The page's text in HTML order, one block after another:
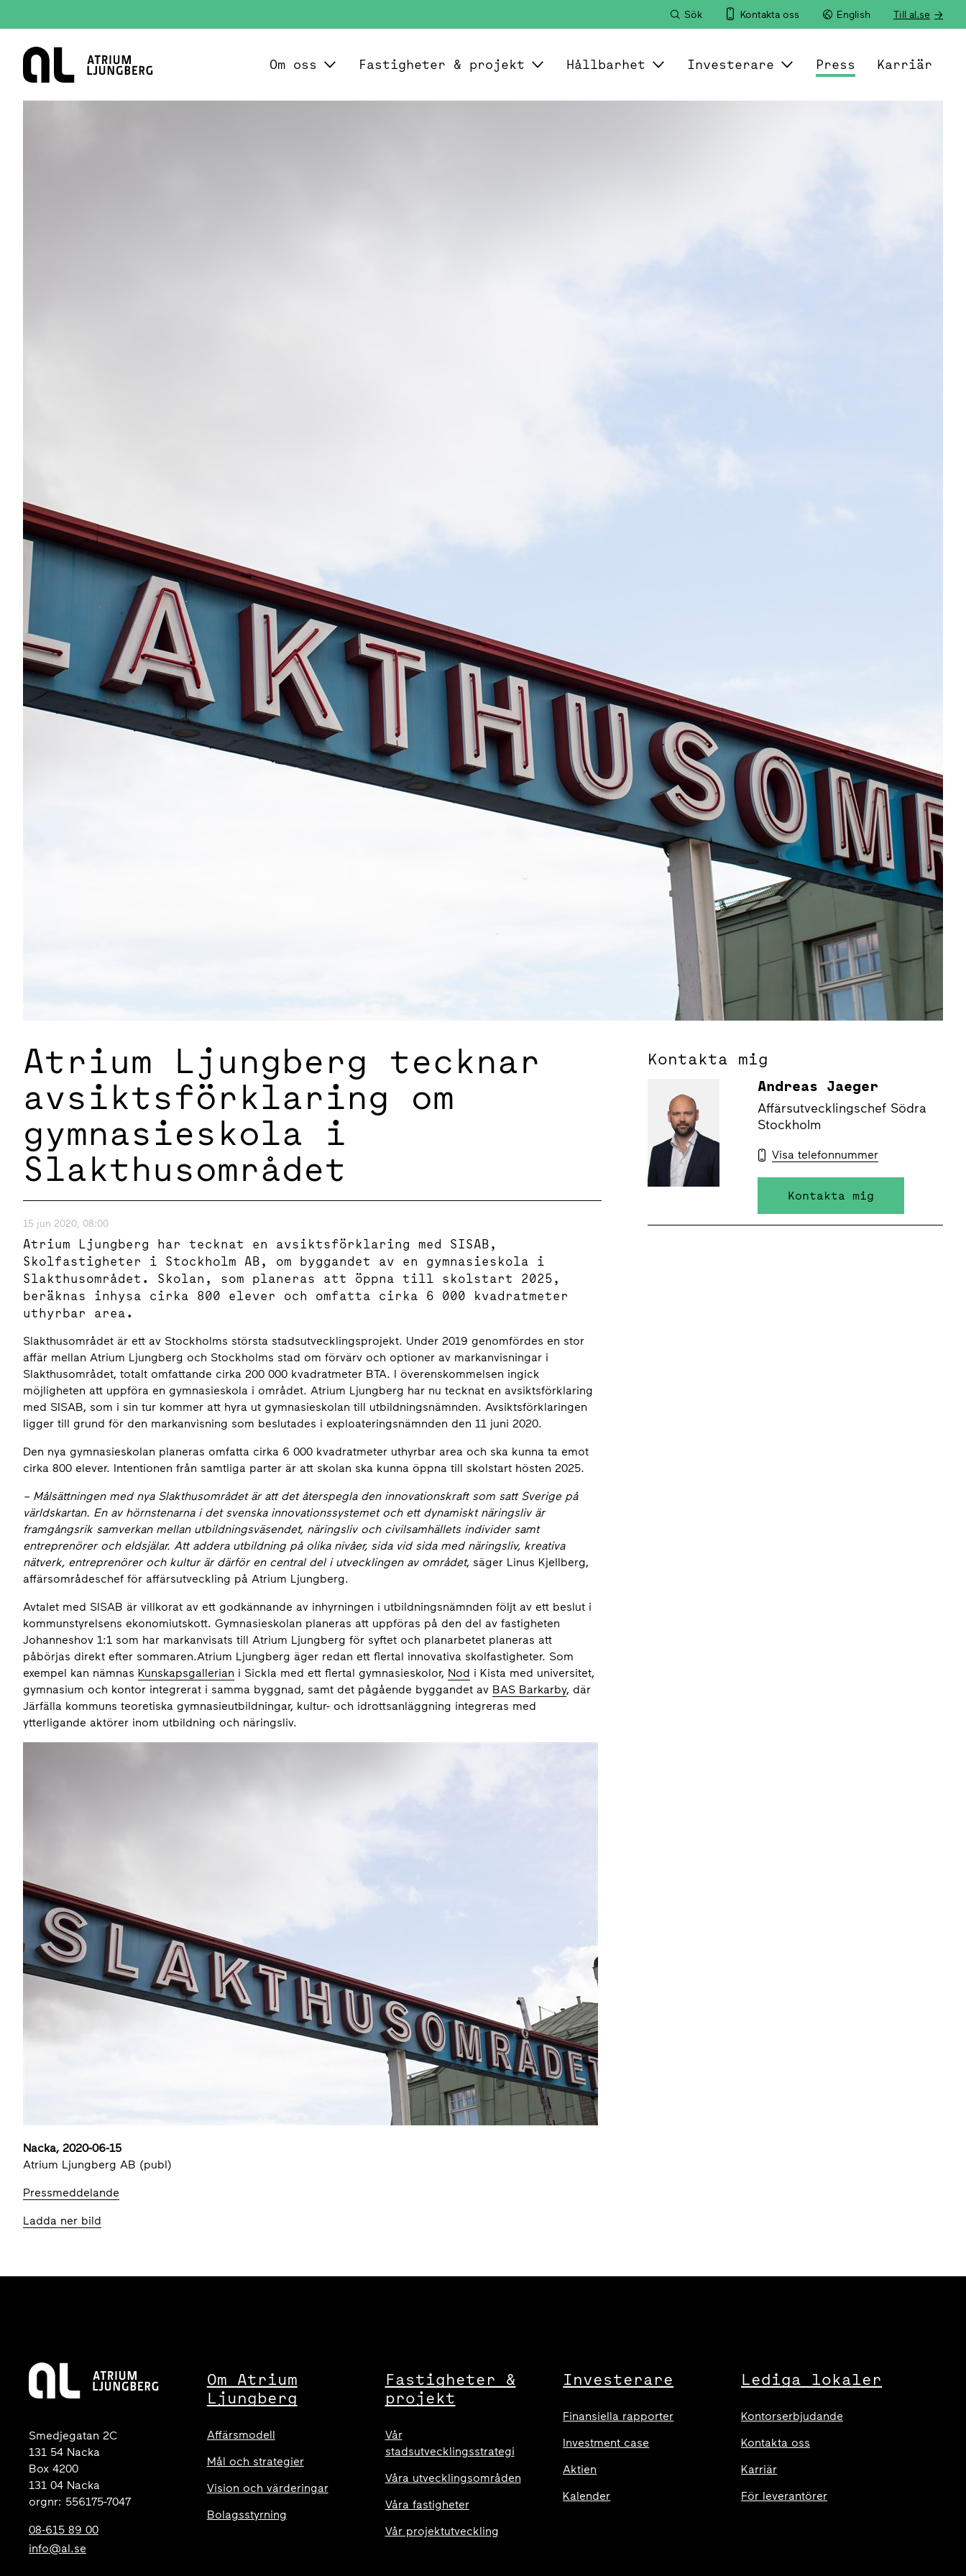
Sök Kontakta oss English Till al.se
Hem
Om oss Fastigheter & projekt Hållbarhet Investerare Press Karriär
Atrium Ljungberg tecknar
avsiktsförklaring om
gymnasieskola i
Slakthusområdet
15 jun 2020, 08:00
Atrium Ljungberg har tecknat en avsiktsförklaring med SISAB,
Skolfastigheter i Stockholm AB, om byggandet av en gymnasieskola i
Slakthusområdet. Skolan, som planeras att öppna till skolstart 2025,
beräknas inhysa cirka 800 elever och omfatta cirka 6 000 kvadratmeter
uthyrbar area.
Slakthusområdet är ett av Stockholms största stadsutvecklingsprojekt. Under 2019 genomfördes en stor
affär mellan Atrium Ljungberg och Stockholms stad om förvärv och optioner av markanvisningar i
Slakthusområdet, totalt omfattande cirka 200 000 kvadratmeter BTA. I överenskommelsen ingick
möjligheten att uppföra en gymnasieskola i området. Atrium Ljungberg har nu tecknat en avsiktsförklaring
med SISAB, som i sin tur kommer att hyra ut gymnasieskolan till utbildningsnämnden. Avsiktsförklaringen
ligger till grund för den markanvisning som beslutades i exploateringsnämnden den 11 juni 2020.
Den nya gymnasieskolan planeras omfatta cirka 6 000 kvadratmeter uthyrbar area och ska kunna ta emot
cirka 800 elever. Intentionen från samtliga parter är att skolan ska kunna öppna till skolstart hösten 2025.
– Målsättningen med nya Slakthusområdet är att det återspegla den innovationskraft som satt Sverige på
världskartan. En av hörnstenarna i det svenska innovationssystemet och ett dynamiskt näringsliv är
framgångsrik samverkan mellan utbildningsväsendet, näringsliv och civilsamhällets individer samt
entreprenörer och eldsjälar. Att addera utbildning på olika nivåer, sida vid sida med näringsliv, kreativa
nätverk, entreprenörer och kultur är därför en central del i utvecklingen av området, säger Linus Kjellberg,
affärsområdeschef för affärsutveckling på Atrium Ljungberg.
Avtalet med SISAB är villkorat av ett godkännande av inhyrningen i utbildningsnämnden följt av ett beslut i
kommunstyrelsens ekonomiutskott. Gymnasieskolan planeras att uppföras på den del av fastigheten
Johanneshov 1:1 som har markanvisats till Atrium Ljungberg för syftet och planarbetet planeras att
påbörjas direkt efter sommaren.Atrium Ljungberg äger redan ett flertal innovativa skolfastigheter. Som
exempel kan nämnas Kunskapsgallerian i Sickla med ett flertal gymnasieskolor, Nod i Kista med universitet,
gymnasium och kontor integrerat i samma byggnad, samt det pågående byggandet av BAS Barkarby, där
Järfälla kommuns teoretiska gymnasieutbildningar, kultur- och idrottsanläggning integreras med
ytterligande aktörer inom utbildning och näringsliv.
Nacka, 2020-06-15
Atrium Ljungberg AB (publ)
Pressmeddelande
Ladda ner bild
Kontakta mig
Andreas Jaeger
Affärsutvecklingschef Södra
Stockholm
Visa telefonnummer
Kontakta mig
Smedjegatan 2C
131 54 Nacka
Box 4200
131 04 Nacka
orgnr: 556175-7047
08-615 89 00
info@al.se
Om Atrium
Ljungberg
Affärsmodell
Mål och strategier
Vision och värderingar
Bolagsstyrning
Fastigheter &
projekt
Vår
stadsutvecklingsstrategi
Våra utvecklingsområden
Våra fastigheter
Vår projektutveckling
Investerare
Finansiella rapporter
Investment case
Aktien
Kalender
Lediga lokaler
Kontorserbjudande
Kontakta oss
Karriär
För leverantörer